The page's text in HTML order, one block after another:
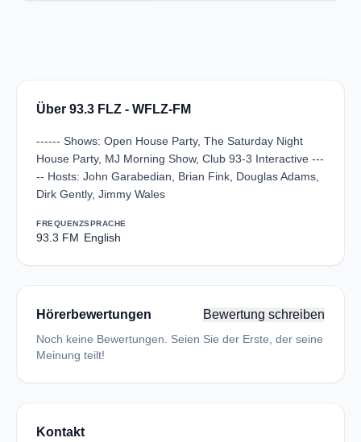
Über 93.3 FLZ - WFLZ-FM
------ Shows: Open House Party, The Saturday Night
House Party, MJ Morning Show, Club 93-3 Interactive ---
-- Hosts: John Garabedian, Brian Fink, Douglas Adams,
Dirk Gently, Jimmy Wales
FREQUENZ
93.3 FM
SPRACHE
English
Hörerbewertungen Bewertung schreiben
Noch keine Bewertungen. Seien Sie der Erste, der seine
Meinung teilt!
Kontakt